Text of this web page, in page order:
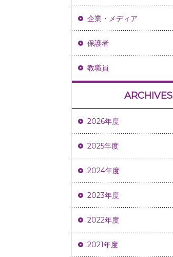
企業・メディア
保護者
教職員
ARCHIVES
2026年度
2025年度
2024年度
2023年度
2022年度
2021年度